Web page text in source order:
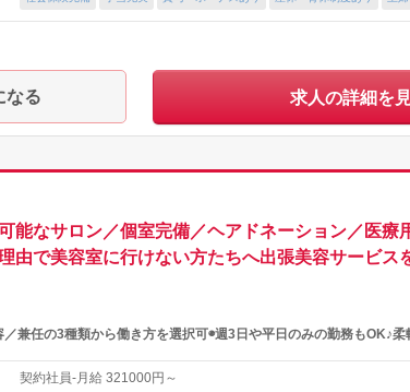
なる 求人の詳細を
能なサロン／個室完備／ヘアドネーション／医療
由で美容室に行けない方たちへ出張美容サービス
／兼任の3種類から働き方を選択可◉週3日や平日のみの勤務もOK♪
契約社員-月給 321000円～